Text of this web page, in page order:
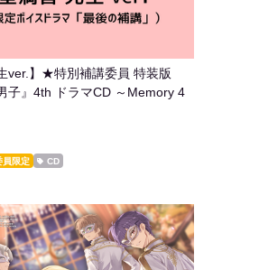
ver.】★特別補講委員 特装版
子』4th ドラマCD ～Memory 4
員限定 CD